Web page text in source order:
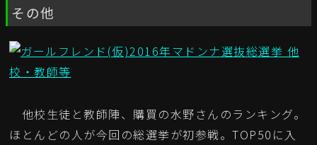
その他
他校生徒と教師陣、購買の水野さんのランキング。
ほとんどの人が今回の総選挙が初参戦。TOP50に入